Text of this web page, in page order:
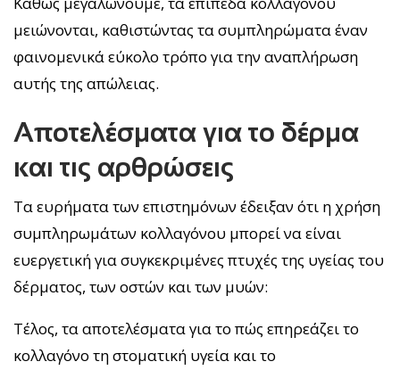
μειώνονται, καθιστώντας τα συμπληρώματα έναν
φαινομενικά εύκολο τρόπο για την αναπλήρωση
αυτής της απώλειας.
Αποτελέσματα για το δέρμα
και τις αρθρώσεις
Τα ευρήματα των επιστημόνων έδειξαν ότι η χρήση
συμπληρωμάτων κολλαγόνου μπορεί να είναι
ευεργετική για συγκεκριμένες πτυχές της υγείας του
δέρματος, των οστών και των μυών:
Τέλος, τα αποτελέσματα για το πώς επηρεάζει το
κολλαγόνο τη στοματική υγεία και το